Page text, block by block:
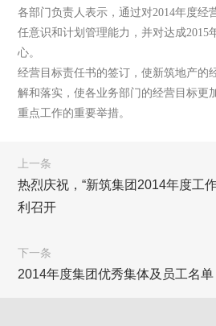
各部门负责人表示，通过对2014年度经
任意识和计划管理能力，并对达成2015
心。
经营目标责任书的签订，使新筑地产的
解和落实，使各业务部门的经营目标更
重点工作的重要举措。
上一条
热烈庆祝，“新筑集团2014年度工
利召开
下一条
2014年度集团优秀集体及员工名单